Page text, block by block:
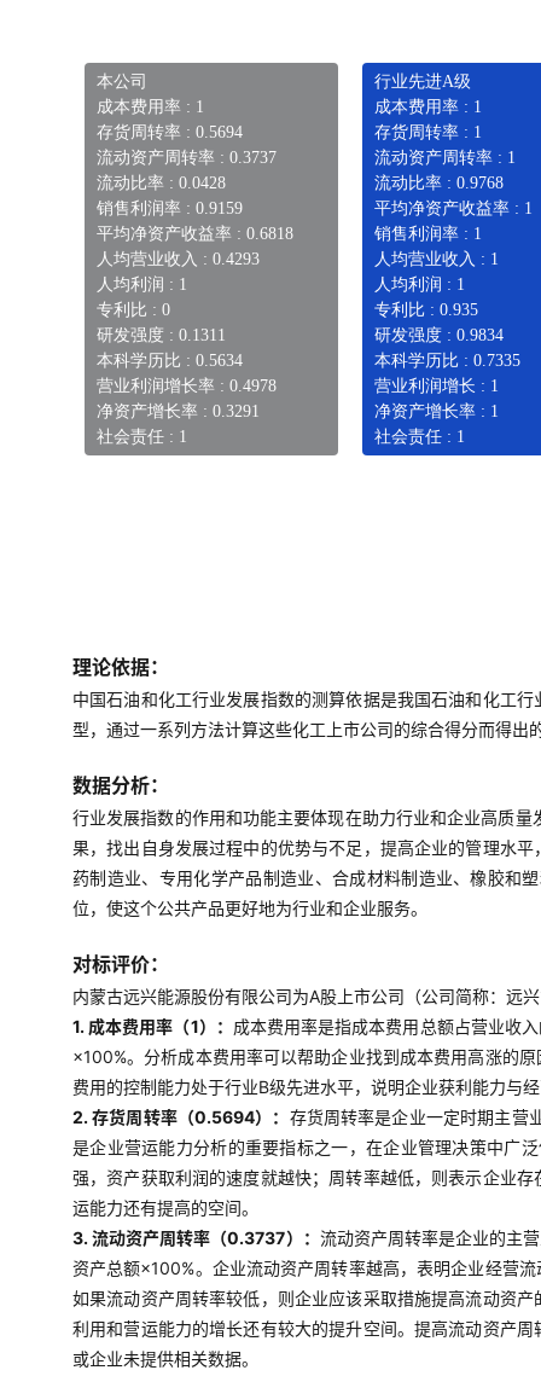
本公司
成本费用率 : 1
存货周转率 : 0.5694
流动资产周转率 : 0.3737
流动比率 : 0.0428
销售利润率 : 0.9159
平均净资产收益率 : 0.6818
人均营业收入 : 0.4293
人均利润 : 1
专利比 : 0
研发强度 : 0.1311
本科学历比 : 0.5634
营业利润增长率 : 0.4978
净资产增长率 : 0.3291
社会责任 : 1
行业先进A级
成本费用率 : 1
存货周转率 : 1
流动资产周转率 : 1
流动比率 : 0.9768
平均净资产收益率 : 1
销售利润率 : 1
人均营业收入 : 1
人均利润 : 1
专利比 : 0.935
研发强度 : 0.9834
本科学历比 : 0.7335
营业利润增长 : 1
净资产增长率 : 1
社会责任 : 1
理论依据：
中国石油和化工行业发展指数的测算依据是我国石油和化工
型，通过一系列方法计算这些化工上市公司的综合得分而得
数据分析：
行业发展指数的作用和功能主要体现在助力行业和企业高质
果，找出自身发展过程中的优势与不足，提高企业的管理水
药制造业、专用化学产品制造业、合成材料制造业、橡胶和
位，使这个公共产品更好地为行业和企业服务。
对标评价：
内蒙古远兴能源股份有限公司为A股上市公司（公司简称：
1. 成本费用率（1）： 成本费用率是指成本费用总额占营业收
×100%。分析成本费用率可以帮助企业找到成本费用高涨的
费用的控制能力处于行业B级先进水平，说明企业获利能力与
2. 存货周转率（0.5694）： 存货周转率是企业一定时期主营
是企业营运能力分析的重要指标之一，在企业管理决策中广
强，资产获取利润的速度就越快；周转率越低，则表示企业
运能力还有提高的空间。
3. 流动资产周转率（0.3737）： 流动资产周转率是企业的主
资产总额×100%。企业流动资产周转率越高，表明企业经营
如果流动资产周转率较低，则企业应该采取措施提高流动资
利用和营运能力的增长还有较大的提升空间。提高流动资产
或企业未提供相关数据。